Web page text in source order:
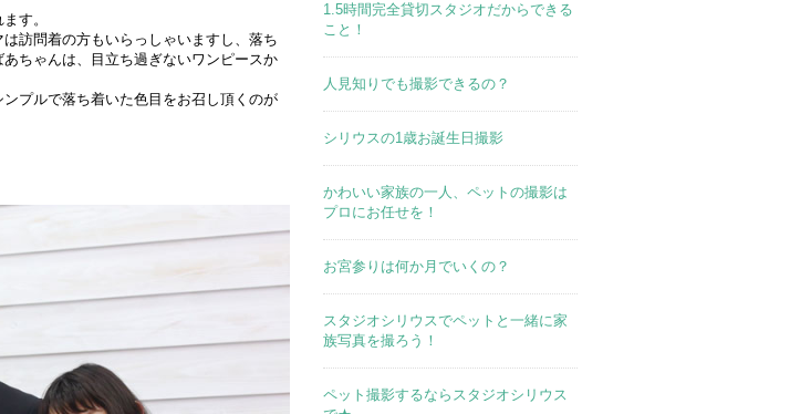
す。
訪問着の方もいらっしゃいますし、落ち
ちゃんは、目立ち過ぎないワンピースか
プルで落ち着いた色目をお召し頂くのが
1.5時間完全貸切スタジオだからできる
こと！
人見知りでも撮影できるの？
シリウスの1歳お誕生日撮影
かわいい家族の一人、ペットの撮影は
プロにお任せを！
お宮参りは何か月でいくの？
スタジオシリウスでペットと一緒に家
族写真を撮ろう！
ペット撮影するならスタジオシリウス